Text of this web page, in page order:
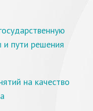
и пути решения
на качество